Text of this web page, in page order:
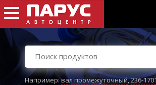
Например:вал промежуточный,236-